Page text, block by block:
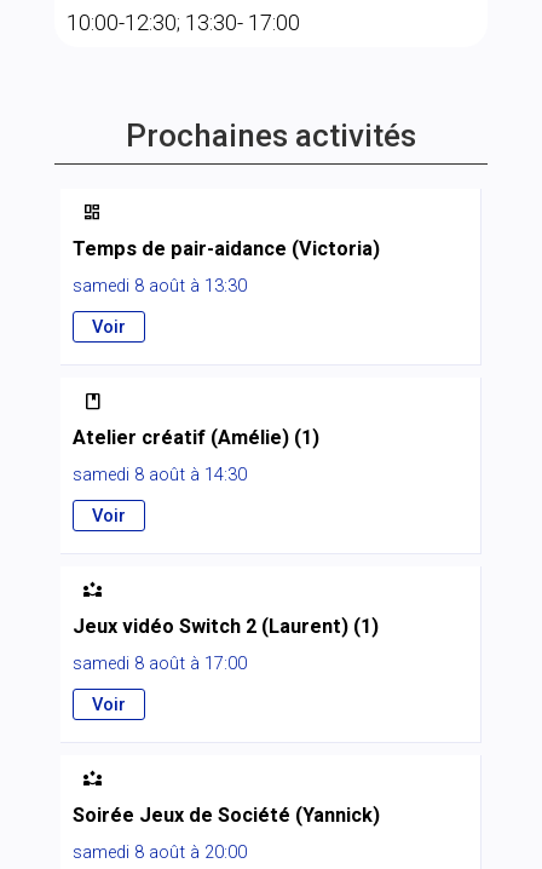
10:00-12:30; 13:30- 17:00
Prochaines activités

Temps de pair-aidance (Victoria)
samedi 8 août à 13:30
Voir

Atelier créatif (Amélie) (1)
samedi 8 août à 14:30
Voir

Jeux vidéo Switch 2 (Laurent) (1)
samedi 8 août à 17:00
Voir

Soirée Jeux de Société (Yannick)
samedi 8 août à 20:00